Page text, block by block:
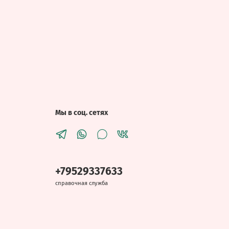
Мы в соц. сетях
+79529337633
справочная служба